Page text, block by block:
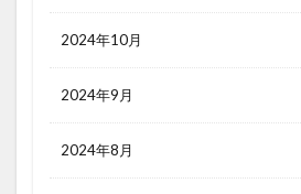
2024年10月
2024年9月
2024年8月